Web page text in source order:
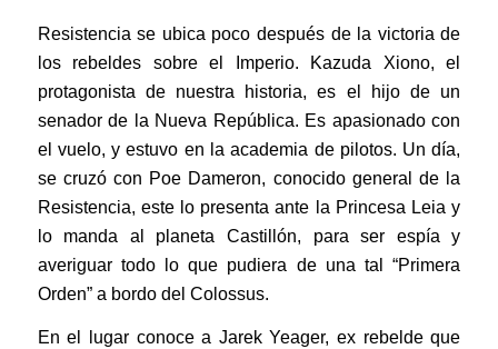
Resistencia se ubica poco después de la victoria de
los rebeldes sobre el Imperio. Kazuda Xiono, el
protagonista de nuestra historia, es el hijo de un
senador de la Nueva República. Es apasionado con
el vuelo, y estuvo en la academia de pilotos. Un día,
se cruzó con Poe Dameron, conocido general de la
Resistencia, este lo presenta ante la Princesa Leia y
lo manda al planeta Castillón, para ser espía y
averiguar todo lo que pudiera de una tal “Primera
Orden” a bordo del Colossus.
En el lugar conoce a Jarek Yeager, ex rebelde que